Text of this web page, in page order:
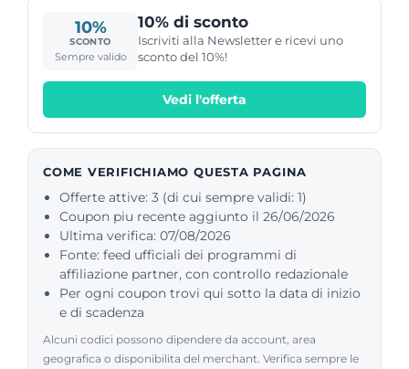
10%
SCONTO
Sempre valido
10% di sconto
Iscriviti alla Newsletter e ricevi uno
sconto del 10%!
Vedi l'offerta
COME VERIFICHIAMO QUESTA PAGINA
Offerte attive: 3 (di cui sempre validi: 1)
Coupon piu recente aggiunto il 26/06/2026
Ultima verifica: 07/08/2026
Fonte: feed ufficiali dei programmi di
affiliazione partner, con controllo redazionale
Per ogni coupon trovi qui sotto la data di inizio
e di scadenza
Alcuni codici possono dipendere da account, area
geografica o disponibilita del merchant. Verifica sempre le